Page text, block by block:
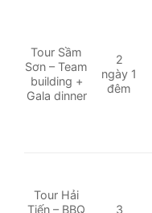
Tour Sầm
Sơn – Team
building +
Gala dinner
2
ngày 1
đêm
Tour Hải
Tiến – BBQ
3